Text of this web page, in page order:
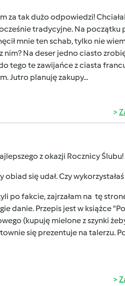
za tak dużo odpowiedzi!
tradycyjne. Na początku
mnie ten schab, tylko nie
nim? Na deser jedno ciasto
tego te zawijańce z ciasta
Jutro planuję zakupy...
z okazji Rocznicy Ślubu!
obiad się udał. Czy
po fakcie, zajrzałam na tę
danie. Przepis jest w książce
(kupuję mielone z szynki
się prezentuje na talerzu.